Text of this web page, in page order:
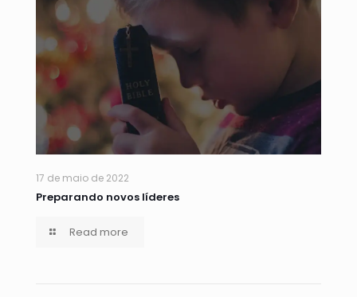
17 de maio de 2022
Preparando novos líderes
Read more